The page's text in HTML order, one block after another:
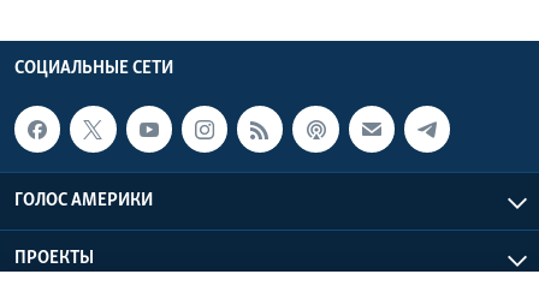
СОЦИАЛЬНЫЕ СЕТИ
ГОЛОС АМЕРИКИ
ПРОЕКТЫ